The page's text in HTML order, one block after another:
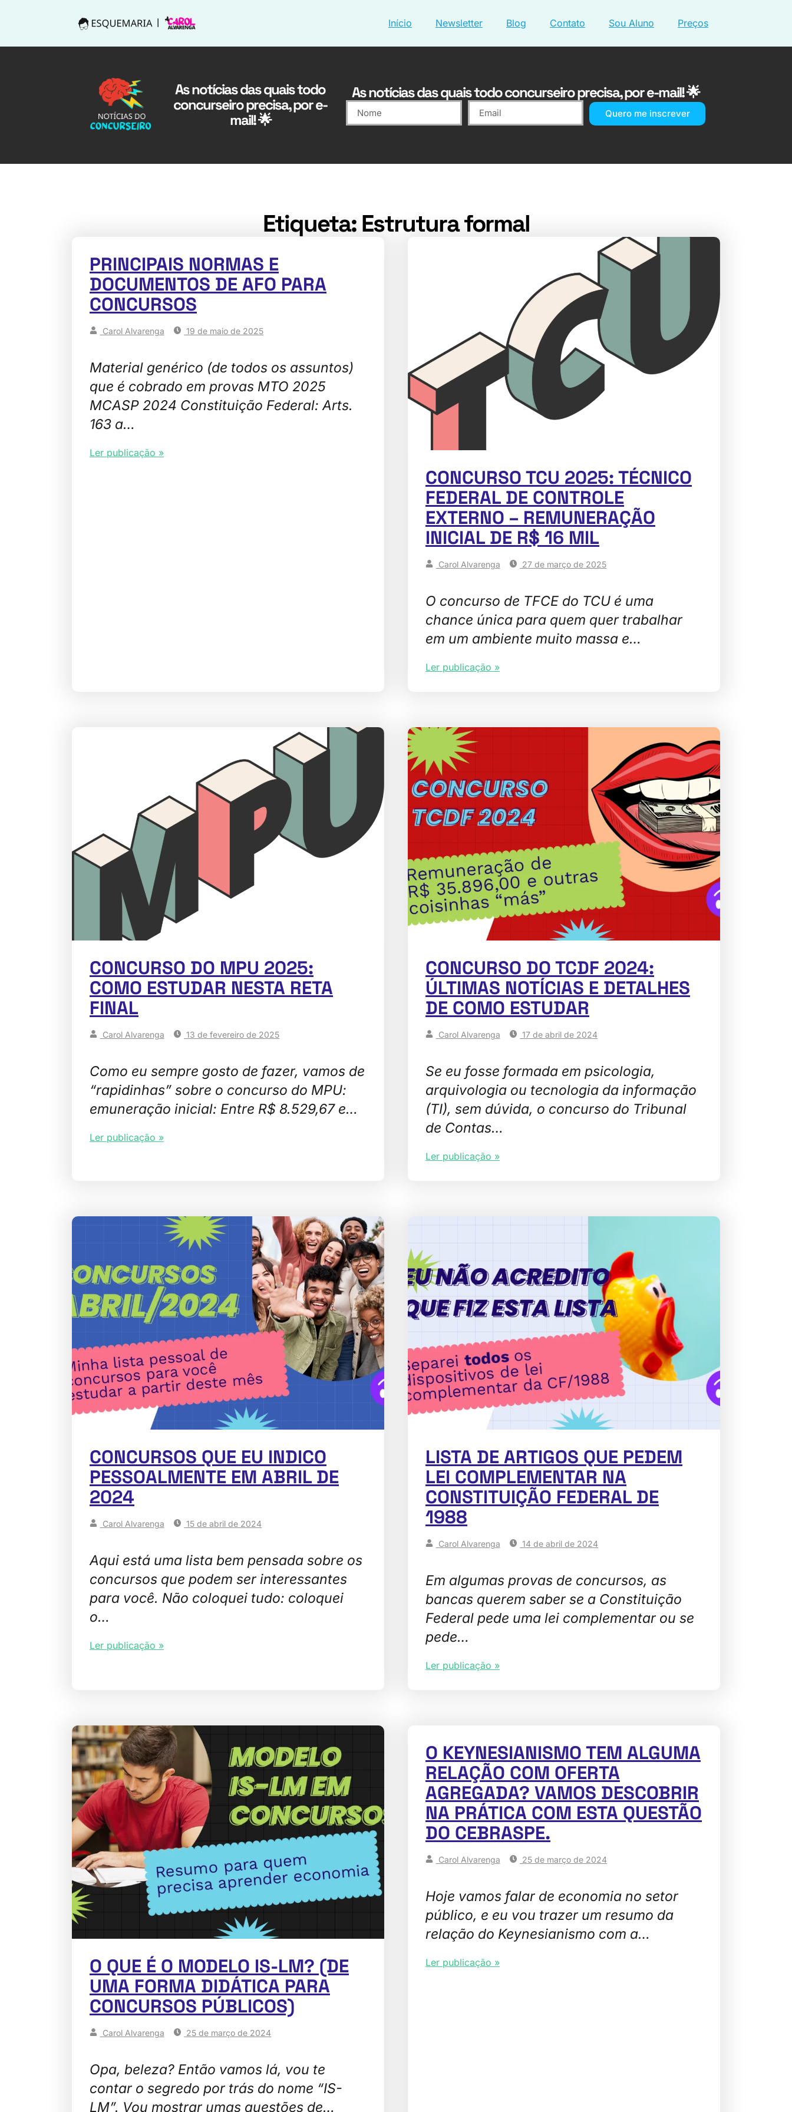
Início Newsletter Blog Contato Sou Aluno Preços
As notícias das quais todo
concurseiro precisa, por e-
mail! 🌟
As notícias das quais todo concurseiro precisa, por e-mail! 🌟
Quero me inscrever
Etiqueta: Estrutura formal
PRINCIPAIS NORMAS E
DOCUMENTOS DE AFO PARA
CONCURSOS
Carol Alvarenga 19 de maio de 2025
Material genérico (de todos os assuntos)
que é cobrado em provas MTO 2025
MCASP 2024 Constituição Federal: Arts.
163 a…
Ler publicação »
CONCURSO TCU 2025: TÉCNICO
FEDERAL DE CONTROLE
EXTERNO – REMUNERAÇÃO
INICIAL DE R$ 16 MIL
Carol Alvarenga 27 de março de 2025
O concurso de TFCE do TCU é uma
chance única para quem quer trabalhar
em um ambiente muito massa e…
Ler publicação »
CONCURSO DO MPU 2025:
COMO ESTUDAR NESTA RETA
FINAL
Carol Alvarenga 13 de fevereiro de 2025
Como eu sempre gosto de fazer, vamos de
“rapidinhas” sobre o concurso do MPU:
emuneração inicial: Entre R$ 8.529,67 e…
Ler publicação »
CONCURSO DO TCDF 2024:
ÚLTIMAS NOTÍCIAS E DETALHES
DE COMO ESTUDAR
Carol Alvarenga 17 de abril de 2024
Se eu fosse formada em psicologia,
arquivologia ou tecnologia da informação
(TI), sem dúvida, o concurso do Tribunal
de Contas…
Ler publicação »
CONCURSOS QUE EU INDICO
PESSOALMENTE EM ABRIL DE
2024
Carol Alvarenga 15 de abril de 2024
Aqui está uma lista bem pensada sobre os
concursos que podem ser interessantes
para você. Não coloquei tudo: coloquei
o…
Ler publicação »
LISTA DE ARTIGOS QUE PEDEM
LEI COMPLEMENTAR NA
CONSTITUIÇÃO FEDERAL DE
1988
Carol Alvarenga 14 de abril de 2024
Em algumas provas de concursos, as
bancas querem saber se a Constituição
Federal pede uma lei complementar ou se
pede…
Ler publicação »
O QUE É O MODELO IS-LM? (DE
UMA FORMA DIDÁTICA PARA
CONCURSOS PÚBLICOS)
Carol Alvarenga 25 de março de 2024
Opa, beleza? Então vamos lá, vou te
contar o segredo por trás do nome “IS-
LM”. Vou mostrar umas questões de…
O KEYNESIANISMO TEM ALGUMA
RELAÇÃO COM OFERTA
AGREGADA? VAMOS DESCOBRIR
NA PRÁTICA COM ESTA QUESTÃO
DO CEBRASPE.
Carol Alvarenga 25 de março de 2024
Hoje vamos falar de economia no setor
público, e eu vou trazer um resumo da
relação do Keynesianismo com a…
Ler publicação »